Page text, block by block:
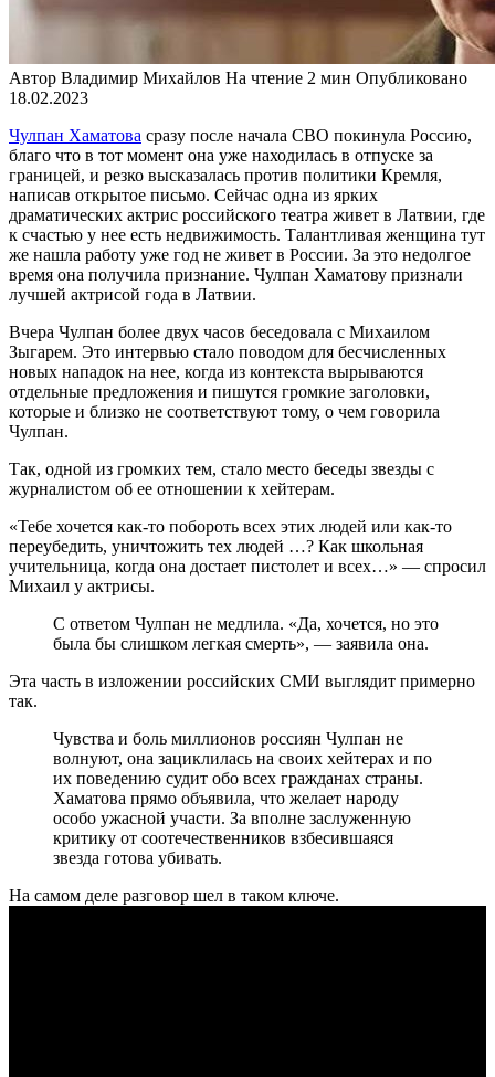
Автор Владимир Михайлов На чтение 2 мин Опубликовано
18.02.2023
Чулпан Хаматова сразу после начала СВО покинула Россию,
благо что в тот момент она уже находилась в отпуске за
границей, и резко высказалась против политики Кремля,
написав открытое письмо. Сейчас одна из ярких
драматических актрис российского театра живет в Латвии, где
к счастью у нее есть недвижимость. Талантливая женщина тут
же нашла работу уже год не живет в России. За это недолгое
время она получила признание. Чулпан Хаматову признали
лучшей актрисой года в Латвии.
Вчера Чулпан более двух часов беседовала с Михаилом
Зыгарем. Это интервью стало поводом для бесчисленных
новых нападок на нее, когда из контекста вырываются
отдельные предложения и пишутся громкие заголовки,
которые и близко не соответствуют тому, о чем говорила
Чулпан.
Так, одной из громких тем, стало место беседы звезды с
журналистом об ее отношении к хейтерам.
«Тебе хочется как-то побороть всех этих людей или как-то
переубедить, уничтожить тех людей …? Как школьная
учительница, когда она достает пистолет и всех…» — спросил
Михаил у актрисы.
С ответом Чулпан не медлила. «Да, хочется, но это
была бы слишком легкая смерть», — заявила она.
Эта часть в изложении российских СМИ выглядит примерно
так.
Чувства и боль миллионов россиян Чулпан не
волнуют, она зациклилась на своих хейтерах и по
их поведению судит обо всех гражданах страны.
Хаматова прямо объявила, что желает народу
особо ужасной участи. За вполне заслуженную
критику от соотечественников взбесившаяся
звезда готова убивать.
На самом деле разговор шел в таком ключе.